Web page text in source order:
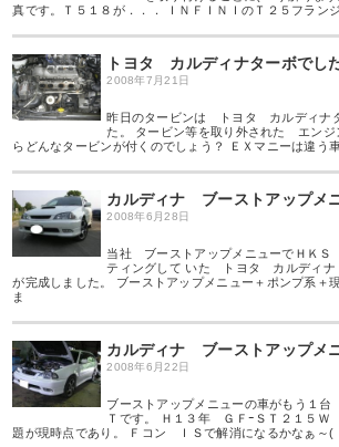
真です。Ｔ５１８が．．． ＩＮＦＩＮＩのＴ２５フラン
トヨタ カルディナターボでした
2008年7月21日
昨日のタービンは トヨタ カルディナ
た。 タービン等を取り外された エン
らどんなタービンが付くのでしょう？ ＥＸマニーは違う
カルディナ ブーストアップメ
2008年6月28日
当社 ブーストアップメニューでＨＫ
ティングして いた トヨタ カルディ
が完成しました。 ブーストアップメニュー＋ポンプ系＋
ま
カルディナ ブーストアップメ
2008年6月22日
ブーストアップメニューの車がもう１
Ｔです。 Ｈ１３年 ＧＦｰＳＴ２１５
題が現時点であり。 Ｆコン ＩＳで解消になるかなぁ～(